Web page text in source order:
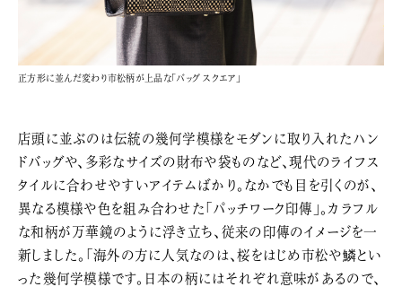
正方形に並んだ変わり市松柄が上品な「バッグ スクエア」
店頭に並ぶのは伝統の幾何学模様をモダンに取り入れたハン
ドバッグや、多彩なサイズの財布や袋ものなど、現代のライフス
タイルに合わせやすいアイテムばかり。なかでも目を引くのが、
異なる模様や色を組み合わせた「パッチワーク印傳」。カラフル
な和柄が万華鏡のように浮き立ち、従来の印傳のイメージを一
新しました。「海外の方に人気なのは、桜をはじめ市松や鱗とい
った幾何学模様です。日本の柄にはそれぞれ意味があるので、